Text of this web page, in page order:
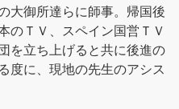
大御所達らに師事。帰国後
のＴＶ、スペイン国営ＴＶ
を立ち上げると共に後進の
度に、現地の先生のアシス